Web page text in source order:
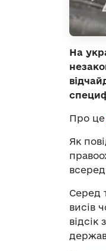
На
Про це
Як
Серед
висів